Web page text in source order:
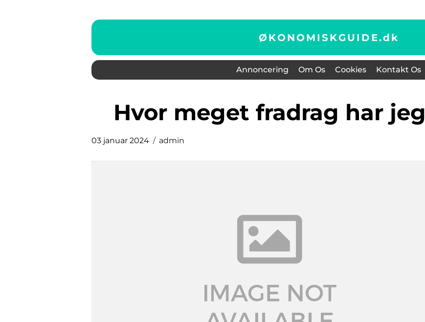
ØKONOMISKGUIDE.dk
Annoncering Om Os Cookies Kontakt Os
hvor meget fradrag har jeg
03 januar 2024 admin